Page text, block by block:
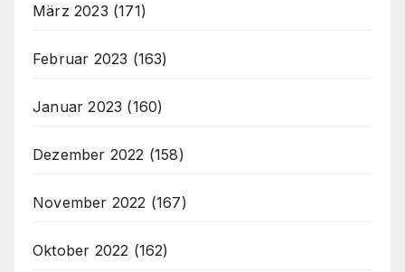
März 2023 (171)
Februar 2023 (163)
Januar 2023 (160)
Dezember 2022 (158)
November 2022 (167)
Oktober 2022 (162)